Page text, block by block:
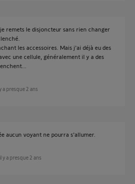
remets le disjoncteur sans rien changer
les accessoires. Mais j'ai déjà eu des
une cellule, généralement il y a des
a presque 2 ans
aucun voyant ne pourra s'allumer.
il y a presque 2 ans